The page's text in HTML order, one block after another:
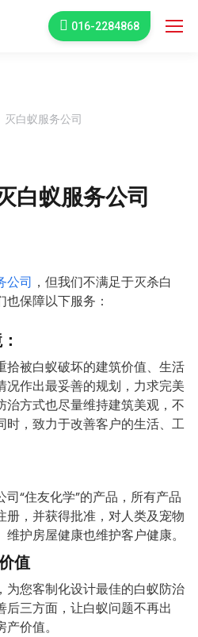
016-2284868
here:
灭白蚁服务公司
蚁服务公司
公司 ，但我们不满足于灭杀白
保障以下服务：
拾被白蚁破坏的建筑价值、生活
况作出最妥善的规划，力求完美
治方式也尽量维持建筑美观，不
时，致力于改善客户的生活、工
“住友化学”的产品，所有产品
册，并获得批准，对人类及宠物
护房屋健康也维护客户健康。
值
您客制化设计最佳的白蚁防治
三方面，让白蚁问题不再出
价值。